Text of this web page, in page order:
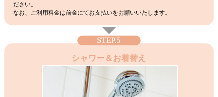
ださい。
なお、ご利用料金は前金にてお支払いをお願いいたします。
STEP.5
シャワー＆お着替え